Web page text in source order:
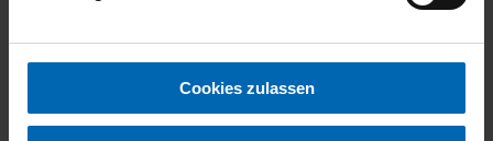
Cookies zulassen